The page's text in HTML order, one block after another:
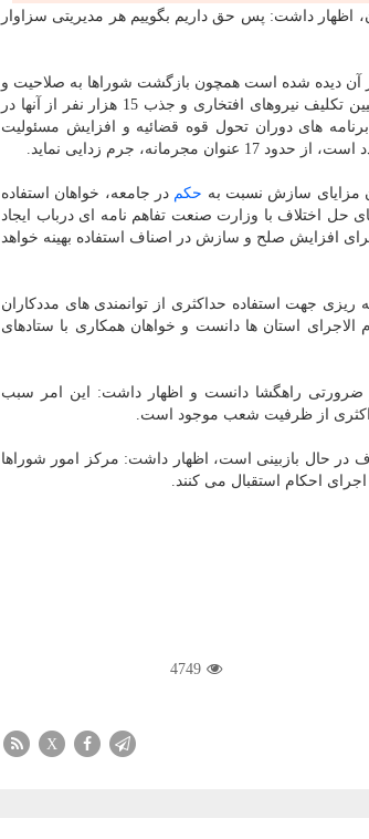
داشت: پس حق داریم بگوییم هر مدیریتی سزاوار
آن دیده شده است همچون بازگشت شوراها به صلاحیت و
رسالت اصلی خود یعنی صلح و سازش و كاهش صلاحیت های رأیی آن، اهتمام برای تعیین تكلیف نیروهای افتخاری و جذب 15 هزار نفر از آنها در
های دوران تحول قوه قضائیه و افزایش مسئولیت
جرم زدایی نماید.
مزایای سازش نسبت به حكم در جامعه، خواهان استفاده
اختلاف با وزارت صنعت تفاهم نامه ای درباب ایجاد
صلح و سازش در اصناف استفاده بهینه خواهد
ریزی جهت استفاده حداكثری از توانمندی های مددكاران
الاجرای استان ها دانست و خواهان همكاری با ستادهای
ضرورتی راهگشا دانست و اظهار داشت: این امر سبب
در حال بازبینی است، اظهار داشت: مركز امور شوراها
احكام استقبال می كنند.
4749
X